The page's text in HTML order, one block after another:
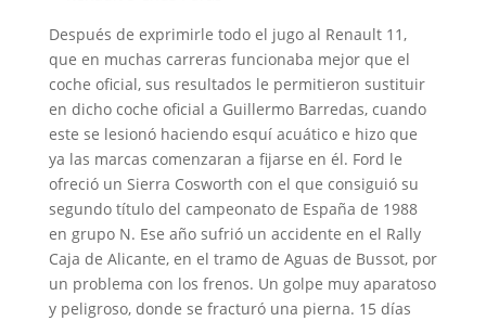
Después de exprimirle todo el jugo al Renault 11,
que en muchas carreras funcionaba mejor que el
coche oficial, sus resultados le permitieron sustituir
en dicho coche oficial a Guillermo Barredas, cuando
este se lesionó haciendo esquí acuático e hizo que
ya las marcas comenzaran a fijarse en él. Ford le
ofreció un Sierra Cosworth con el que consiguió su
segundo título del campeonato de España de 1988
en grupo N. Ese año sufrió un accidente en el Rally
Caja de Alicante, en el tramo de Aguas de Bussot, por
un problema con los frenos. Un golpe muy aparatoso
y peligroso, donde se fracturó una pierna. 15 días